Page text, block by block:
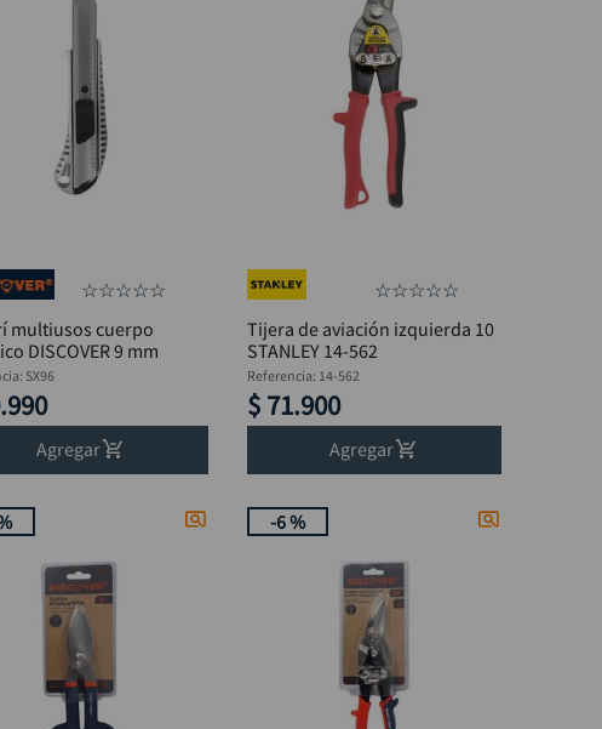
☆☆☆☆☆
multiusos cuerpo
DISCOVER 9 mm
: SX96
.990
Agregar
☆☆☆☆☆
Tijera de aviación izquierda 10
STANLEY 14-562
Referencia: 14-562
$ 71.900
Agregar
-6 %